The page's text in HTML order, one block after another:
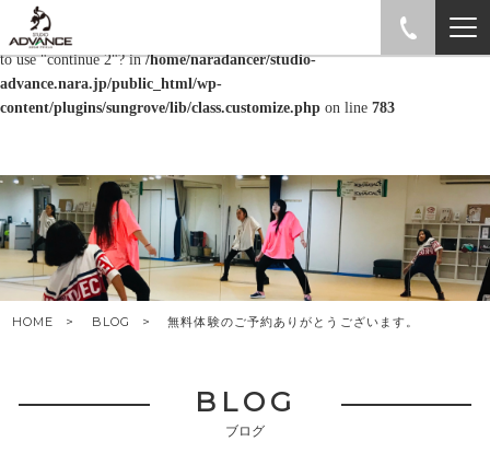
Warning: "continue" targeting switch is equivalent to "break". Did you mean
to use "continue 2"? in/home/naradancer/studio-
advance.nara.jp/public_html/wp-
content/plugins/sungrove/lib/class.customize.php on line 783
BLOG
ブログ
HOME BLOG 無料体験のご予約ありがとうございます。